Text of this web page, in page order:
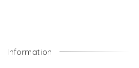
Information